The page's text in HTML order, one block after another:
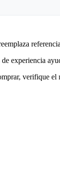
experiencia
verifique